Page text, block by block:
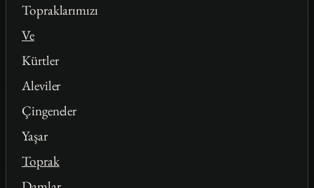
Topraklarımızı
Ve
Kürtler
Aleviler
Çingeneler
Yaşar
Toprak